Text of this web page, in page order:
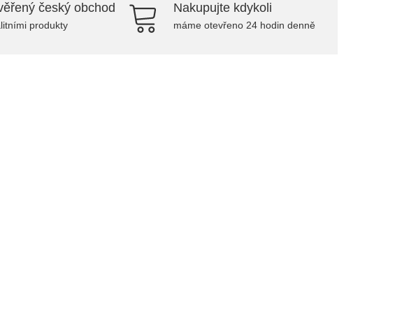
český obchod
produkty
Nakupujte kdykoli
máme otevřeno 24 hodin denně